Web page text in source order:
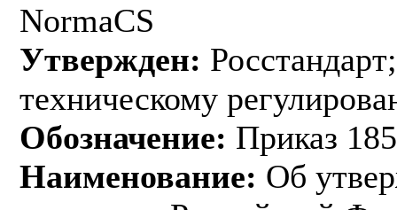
NormaCS
Утвержден:
техническому
Обозначение: Приказ
Наименование: Об